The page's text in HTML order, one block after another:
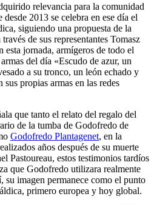
relevancia para la comunidad
2013 se celebra en ese día el
siguiendo una propuesta de la
de sus representantes Tomasz
jornada, armígeros de todo el
del día «Escudo de azur, un
a su tronco, un león echado y
sus propias armas en las redes
que tanto el relato del regalo del
de la tumba de Godofredo de
Godofredo Plantagenet, en la
años después de su muerte
Pastoureau, estos testimonios tardíos
que Godofredo utilizara realmente
su imagen permanece como el punto
primero europea y hoy global.